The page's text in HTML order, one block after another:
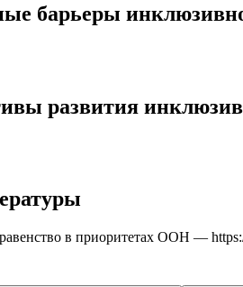
барьеры
развития
в приоритетах ООН —